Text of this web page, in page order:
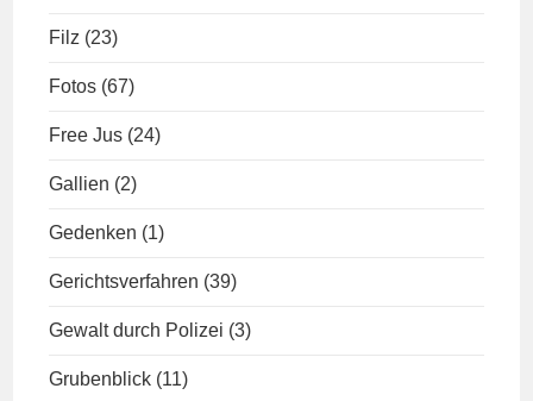
Filz (23)
Fotos (67)
Free Jus (24)
Gallien (2)
Gedenken (1)
Gerichtsverfahren (39)
Gewalt durch Polizei (3)
Grubenblick (11)